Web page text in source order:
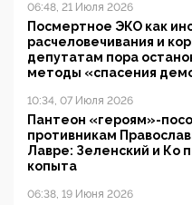
06:48, 21 Июля 2026
Посмертное ЭКО как
расчеловечивания и
депутатам пора
методы «спасения
10:34, 07 Июля 2026
Пантеон «героям»-
противникам
Лавре: Зеленский и Ко
копыта
06:38, 19 Июня 2026